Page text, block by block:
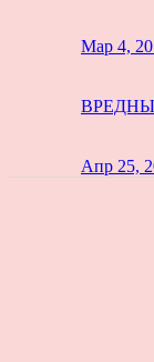
Мар 4,
Апр 25,